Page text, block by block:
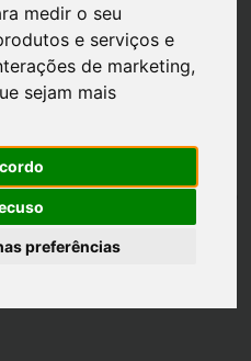
medir o seu
e serviços e
de marketing,
sejam mais
preferências